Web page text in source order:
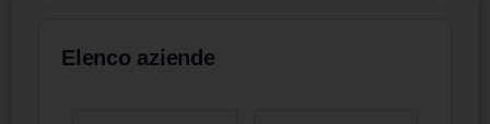
Elenco aziende